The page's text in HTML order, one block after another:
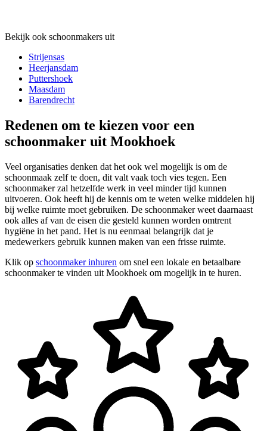
Bekijk ook schoonmakers uit
Strijensas
Heerjansdam
Puttershoek
Maasdam
Barendrecht
Redenen om te kiezen voor een
schoonmaker uit Mookhoek
Veel organisaties denken dat het ook wel mogelijk is om de
schoonmaak zelf te doen, dit valt vaak toch vies tegen. Een
schoonmaker zal hetzelfde werk in veel minder tijd kunnen
uitvoeren. Ook heeft hij de kennis om te weten welke middelen hij
bij welke ruimte moet gebruiken. De schoonmaker weet daarnaast
ook alles af van de eisen die gesteld kunnen worden omtrent
hygiëne in het pand. Het is nu eenmaal belangrijk dat je
medewerkers gebruik kunnen maken van een frisse ruimte.
Klik op schoonmaker inhuren om snel een lokale en betaalbare
schoonmaker te vinden uit Mookhoek om mogelijk in te huren.